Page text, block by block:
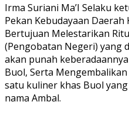
Irma Suriani Ma’I Selaku
Pekan Kebudayaan
Bertujuan Melestarikan
(Pengobatan Negeri) yang
akan punah
Buol, Serta
satu kuliner khas Buol
nama Ambal.